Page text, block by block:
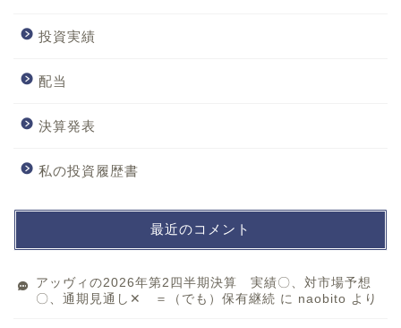
投資実績
配当
決算発表
私の投資履歴書
最近のコメント
アッヴィの2026年第2四半期決算 実績〇、対市場予想
〇、通期見通し✕ ＝（でも）保有継続 に naobito より